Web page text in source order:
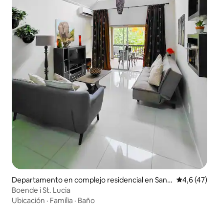
Departamento en complejo residencial en Sant
a Lucía
Calificación
4,6 (47)
Boende i St. Lucia
Ubicación · Familia · Baño